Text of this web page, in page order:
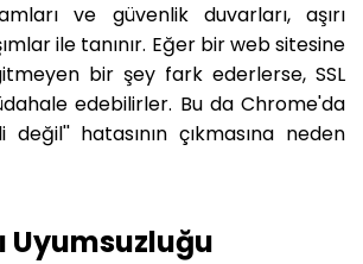
ve güvenlik duvarları, aşırı
ile tanınır. Eğer bir web sitesine
bir şey fark ederlerse, SSL
edebilirler. Bu da Chrome'da
değil'' hatasının çıkmasına neden
Uyumsuzluğu